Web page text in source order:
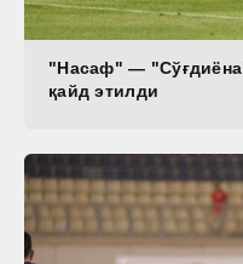
"Насаф" —
қайд этилди